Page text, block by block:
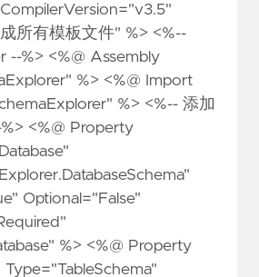
所有模板文件" %> <%--
--%> <%@ Assembly
%> <%@ Import
%> <%-- 添加
<%@ Property
Optional="False"
%> <%@ Property